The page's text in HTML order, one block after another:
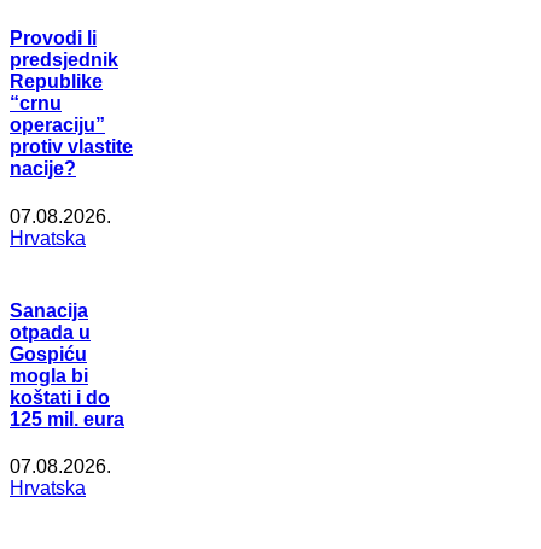
Provodi li
predsjednik
Republike
“crnu
operaciju”
protiv vlastite
nacije?
07.08.2026.
Hrvatska
Sanacija
otpada u
Gospiću
mogla bi
koštati i do
125 mil. eura
07.08.2026.
Hrvatska